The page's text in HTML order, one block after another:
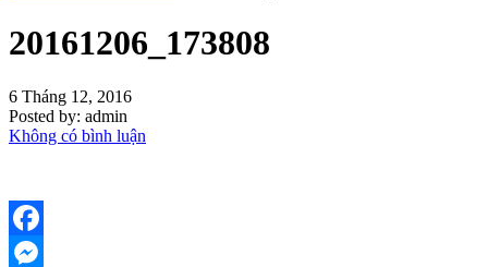
20161206_173808
6 Tháng 12, 2016
Posted by: admin
Không có bình luận
Facebook